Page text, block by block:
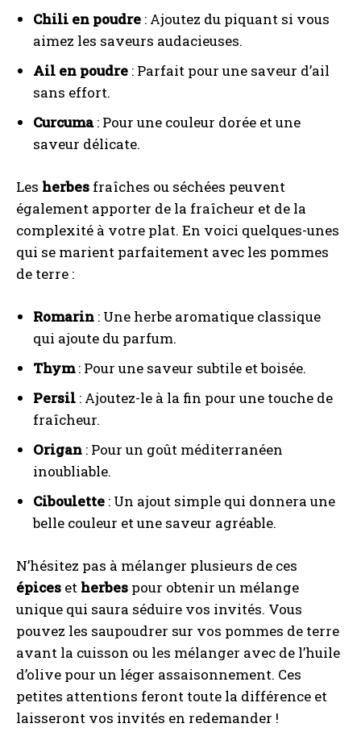
Chili en poudre : Ajoutez du piquant si vous
aimez les saveurs audacieuses.
Ail en poudre : Parfait pour une saveur d’ail
sans effort.
Curcuma: Pour une couleur dorée et une
saveur délicate.
Les herbes fraîches ou séchées peuvent
également apporter de la fraîcheur et de la
complexité à votre plat. En voici quelques-unes
qui se marient parfaitement avec les pommes
de terre :
Romarin : Une herbe aromatique classique
qui ajoute du parfum.
Thym: Pour une saveur subtile et boisée.
Persil : Ajoutez-le à la fin pour une touche de
fraîcheur.
Origan : Pour un goût méditerranéen
inoubliable.
Ciboulette : Un ajout simple qui donnera une
belle couleur et une saveur agréable.
N’hésitez pas à mélanger plusieurs de ces
épices et herbes pour obtenir un mélange
unique qui saura séduire vos invités. Vous
pouvez les saupoudrer sur vos pommes de terre
avant la cuisson ou les mélanger avec de l’huile
d’olive pour un léger assaisonnement. Ces
petites attentions feront toute la différence et
laisseront vos invités en redemander !